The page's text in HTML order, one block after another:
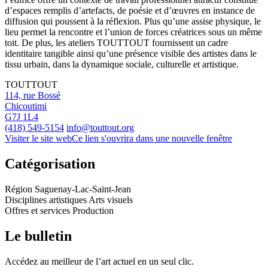
d’espaces remplis d’artefacts, de poésie et d’œuvres en instance de
diffusion qui poussent à la réflexion. Plus qu’une assise physique, le
lieu permet la rencontre et l’union de forces créatrices sous un même
toit. De plus, les ateliers TOUTTOUT fournissent un cadre
identitaire tangible ainsi qu’une présence visible des artistes dans le
tissu urbain, dans la dynamique sociale, culturelle et artistique.
TOUTTOUT
114, rue Bossé
Chicoutimi
G7J 1L4
(418) 549-5154 info@touttout.org
Visiter le site webCe lien s'ouvrira dans une nouvelle fenêtre
Catégorisation
Région Saguenay-Lac-Saint-Jean
Disciplines artistiques Arts visuels
Offres et services Production
Le bulletin
Accédez au meilleur de l’art actuel en un seul clic.